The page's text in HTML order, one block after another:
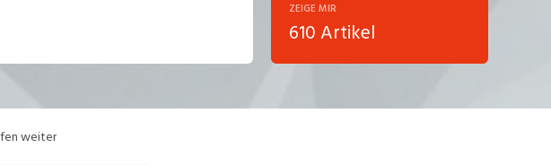
Aus-/Weiterbildung
ZEIGE MIR
610 Artikel
weiter